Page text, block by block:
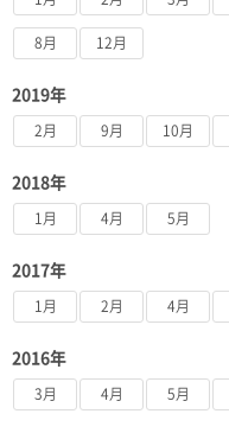
8月 12月
2019年
2月 9月 10月
2018年
1月 4月 5月
2017年
1月 2月 4月
2016年
3月 4月 5月